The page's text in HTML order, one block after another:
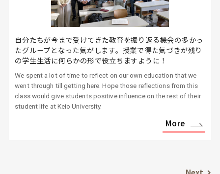
自分たちが今まで受けてきた教育を振り返る機会の多かっ
たグループとなった気がします。授業で得た気づきが残り
の学生生活に何らかの形で役立ちますように！
We spent a lot of time to reflect on our own education that we
went through till getting here. Hope those reflections from this
class would give students positive influence on the rest of their
student life at Keio University.
More